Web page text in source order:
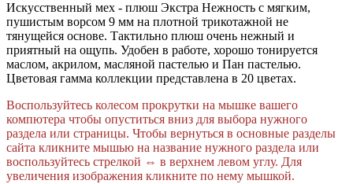
Искусственный мех - плюш Экстра Нежность с мягким,
пушистым ворсом 9 мм на плотной трикотажной не
тянущейся основе. Тактильно плюш очень нежный и
приятный на ощупь. Удобен в работе, хорошо тонируется
маслом, акрилом, масляной пастелью и Пан пастелью.
Цветовая гамма коллекции представлена в 20 цветах.
Воспользуйтесь колесом прокрутки на мышке вашего
компютера чтобы опуститься вниз для выбора нужного
раздела или страницы. Чтобы вернуться в основные разделы
сайта кликните мышью на название нужного раздела или
воспользуйтесь стрелкой ⇔ в верхнем левом углу. Для
увеличения изображения кликните по нему мышкой.